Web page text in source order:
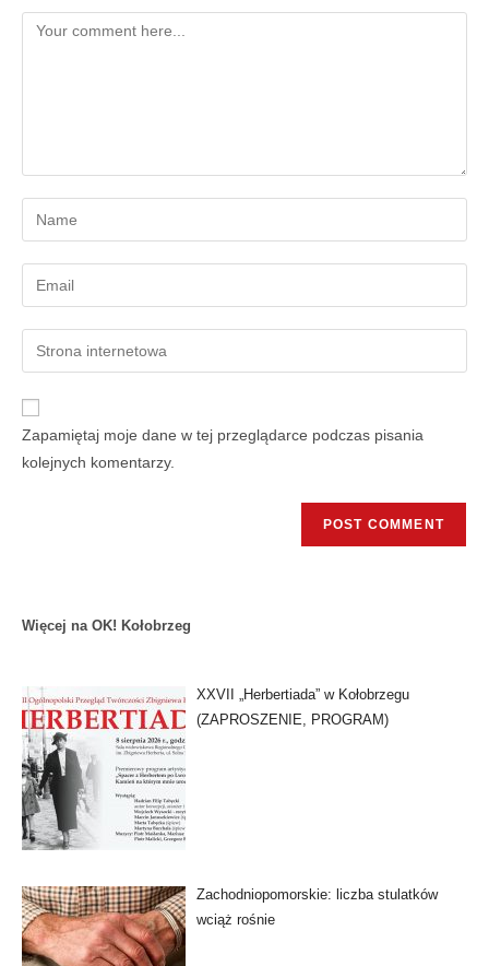
Zapamiętaj moje dane w tej przeglądarce podczas pisania
kolejnych komentarzy.
Więcej na OK! Kołobrzeg
XXVII „Herbertiada” w Kołobrzegu
(ZAPROSZENIE, PROGRAM)
Zachodniopomorskie: liczba stulatków
wciąż rośnie